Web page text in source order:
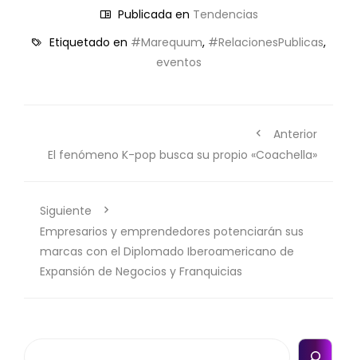
Publicada en Tendencias
Etiquetado en #Marequum, #RelacionesPublicas,
eventos
Anterior
El fenómeno K-pop busca su propio «Coachella»
Siguiente
Empresarios y emprendedores potenciarán sus
marcas con el Diplomado Iberoamericano de
Expansión de Negocios y Franquicias